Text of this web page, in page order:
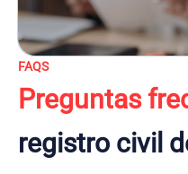
FAQS
Preguntas
registro civil